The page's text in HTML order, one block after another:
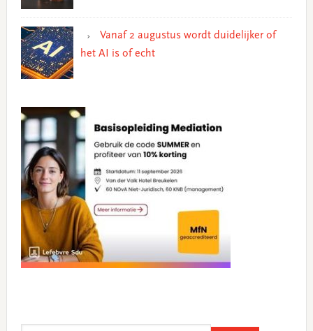
Vanaf 2 augustus wordt duidelijker of
het AI is of echt